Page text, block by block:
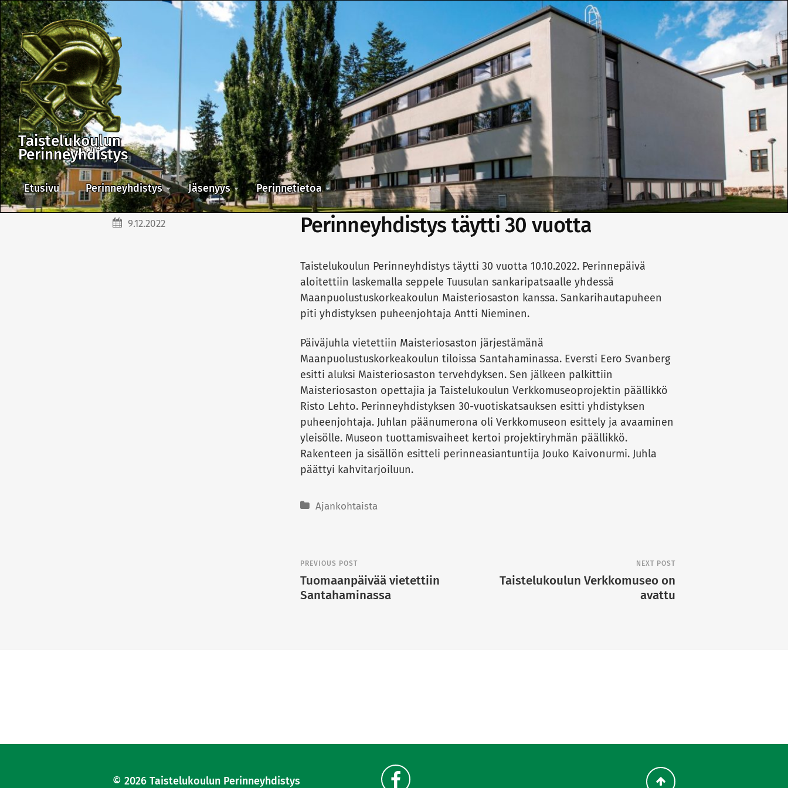
Taistelukoulun
Perinneyhdistys
Etusivu Perinneyhdistys Jäsenyys Perinnetietoa
Perinneyhdistys täytti 30 vuotta
9.12.2022
Taistelukoulun Perinneyhdistys täytti 30 vuotta 10.10.2022. Perinnepäivä
aloitettiin laskemalla seppele Tuusulan sankaripatsaalle yhdessä
Maanpuolustuskorkeakoulun Maisteriosaston kanssa. Sankarihautapuheen
piti yhdistyksen puheenjohtaja Antti Nieminen.
Päiväjuhla vietettiin Maisteriosaston järjestämänä
Maanpuolustuskorkeakoulun tiloissa Santahaminassa. Eversti Eero Svanberg
esitti aluksi Maisteriosaston tervehdyksen. Sen jälkeen palkittiin
Maisteriosaston opettajia ja Taistelukoulun Verkkomuseoprojektin päällikkö
Risto Lehto. Perinneyhdistyksen 30-vuotiskatsauksen esitti yhdistyksen
puheenjohtaja. Juhlan päänumerona oli Verkkomuseon esittely ja avaaminen
yleisölle. Museon tuottamisvaiheet kertoi projektiryhmän päällikkö.
Rakenteen ja sisällön esitteli perinneasiantuntija Jouko Kaivonurmi. Juhla
päättyi kahvitarjoiluun.
Ajankohtaista
PREVIOUS POST
Tuomaanpäivää vietettiin
Santahaminassa
NEXT POST
Taistelukoulun Verkkomuseo on
avattu
© 2026 Taistelukoulun Perinneyhdistys